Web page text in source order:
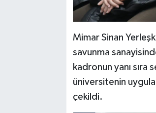
Mimar Sinan
savunma
kadronun yanı
üniversitenin
çekildi.